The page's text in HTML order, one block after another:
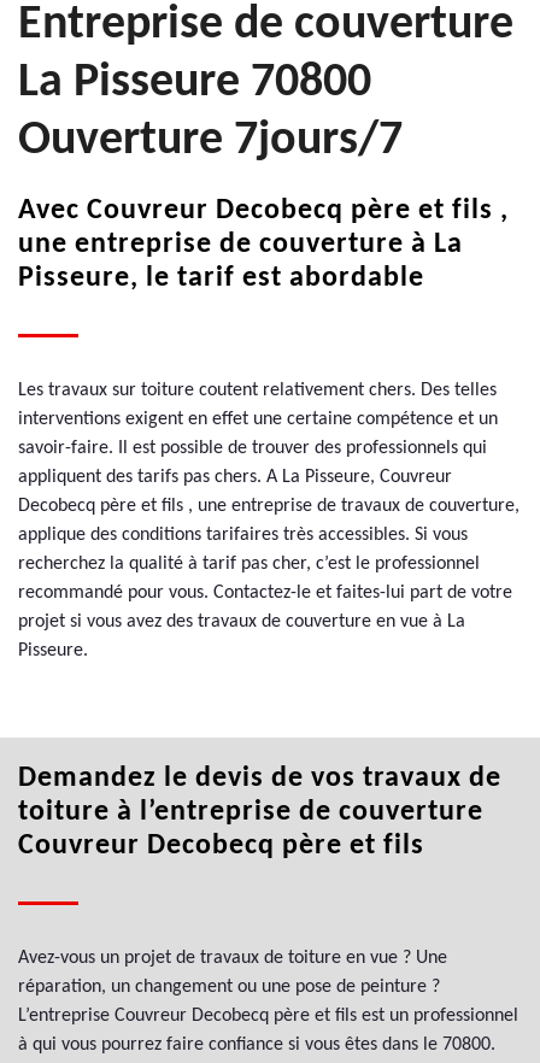
Entreprise de couverture
La Pisseure 70800
Ouverture 7jours/7
Avec Couvreur Decobecq père et fils ,
une entreprise de couverture à La
Pisseure, le tarif est abordable
Les travaux sur toiture coutent relativement chers. Des telles
interventions exigent en effet une certaine compétence et un
savoir-faire. Il est possible de trouver des professionnels qui
appliquent des tarifs pas chers. A La Pisseure, Couvreur
Decobecq père et fils , une entreprise de travaux de couverture,
applique des conditions tarifaires très accessibles. Si vous
recherchez la qualité à tarif pas cher, c’est le professionnel
recommandé pour vous. Contactez-le et faites-lui part de votre
projet si vous avez des travaux de couverture en vue à La
Pisseure.
Demandez le devis de vos travaux de
toiture à l’entreprise de couverture
Couvreur Decobecq père et fils
Avez-vous un projet de travaux de toiture en vue ? Une
réparation, un changement ou une pose de peinture ?
L’entreprise Couvreur Decobecq père et fils est un professionnel
à qui vous pourrez faire confiance si vous êtes dans le 70800.